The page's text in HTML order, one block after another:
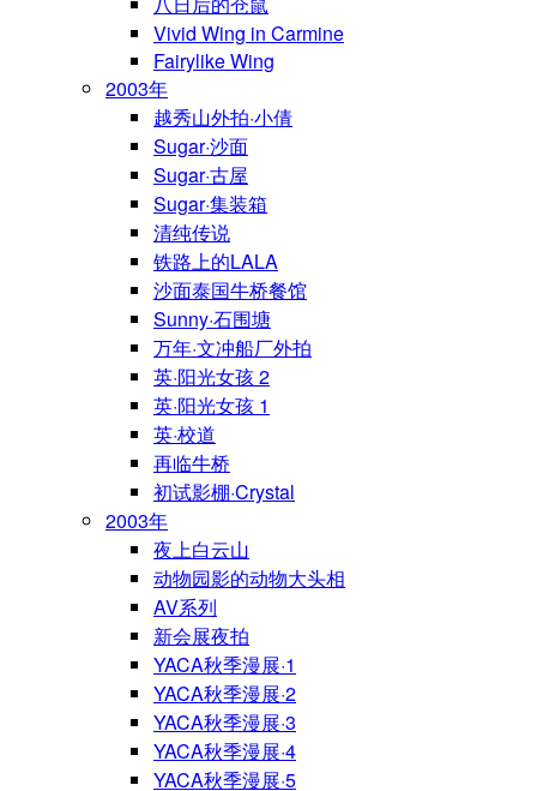
Vivid Wing in Carmine
Fairylike Wing
2003年
越秀山外拍·小倩
Sugar·沙面
Sugar·古屋
Sugar·集装箱
清纯传说
铁路上的LALA
沙面泰国牛桥餐馆
Sunny·石围塘
万年·文冲船厂外拍
英·阳光女孩 2
英·阳光女孩 1
英·校道
再临牛桥
初试影棚·Crystal
2003年
夜上白云山
动物园影的动物大头相
AV系列
新会展夜拍
YACA秋季漫展·1
YACA秋季漫展·2
YACA秋季漫展·3
YACA秋季漫展·4
YACA秋季漫展·5